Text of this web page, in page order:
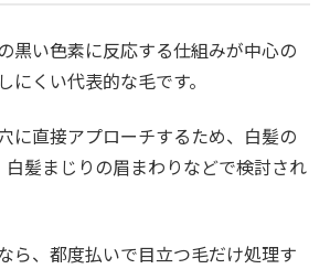
黒い色素に反応する仕組みが中心の
にくい代表的な毛です。
に直接アプローチするため、白髪の
白髪まじりの眉まわりなどで検討され
ら、都度払いで目立つ毛だけ処理す